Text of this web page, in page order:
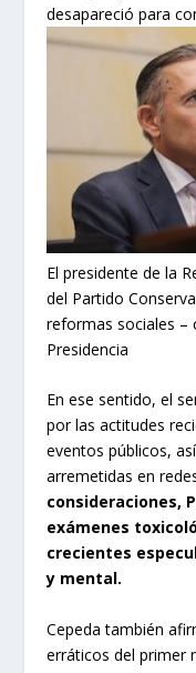
desapareció para
El presidente de la
del Partido
reformas sociales –
Presidencia
En ese sentido, el
por las actitudes
eventos públicos,
arremetidas en
consideraciones,
exámenes
crecientes
y mental.
Cepeda también
erráticos del primer